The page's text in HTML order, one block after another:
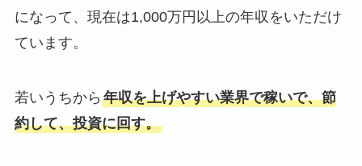
になって、現在は1,000万円以上の年収をいただけ
ています。
若いうちから 年収を上げやすい業界で稼いで、節
約して、投資に回す。